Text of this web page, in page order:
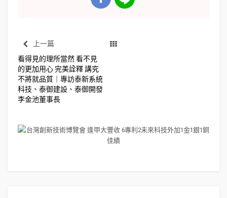
上一篇
看得見的理所當然 看不見
的更加用心 完美詮釋 講究
不將就品質｜專訪泰新系統
科技、泰御建設、泰御開發
李金池董事長